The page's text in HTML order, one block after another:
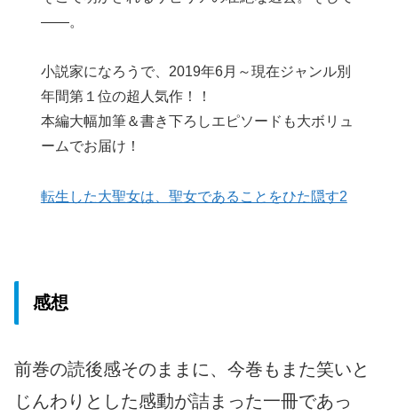
――。
小説家になろうで、2019年6月～現在ジャンル別
年間第１位の超人気作！！
本編大幅加筆＆書き下ろしエピソードも大ボリュ
ームでお届け！
転生した大聖女は、聖女であることをひた隠す2
感想
前巻の読後感そのままに、今巻もまた笑いと
じんわりとした感動が詰まった一冊であっ